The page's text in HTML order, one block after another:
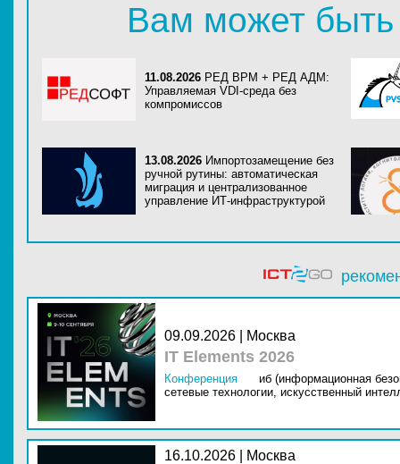
Вам может быть
11.08.2026 РЕД ВРМ + РЕД АДМ:
Управляемая VDI-среда без
компромиссов
13.08.2026 Импортозамещение без
ручной рутины: автоматическая
миграция и централизованное
управление ИТ-инфраструктурой
09.09.2026 | Москва
IT Elements 2026
Конференция
иб (информационная
сетевые технологии, искусственный
16.10.2026 | Москва